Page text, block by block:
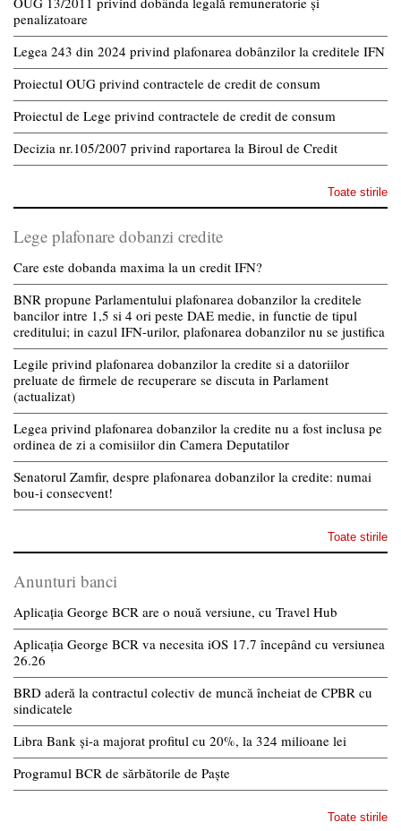
penalizatoare
Legea 243 din 2024 privind plafonarea dobânzilor la creditele IFN
Proiectul OUG privind contractele de credit de consum
Proiectul de Lege privind contractele de credit de consum
Decizia nr.105/2007 privind raportarea la Biroul de Credit
Toate stirile
Lege plafonare dobanzi credite
Care este dobanda maxima la un credit IFN?
BNR propune Parlamentului plafonarea dobanzilor la creditele
bancilor intre 1,5 si 4 ori peste DAE medie, in functie de tipul
creditului; in cazul IFN-urilor, plafonarea dobanzilor nu se justifica
Legile privind plafonarea dobanzilor la credite si a datoriilor
preluate de firmele de recuperare se discuta in Parlament
(actualizat)
Legea privind plafonarea dobanzilor la credite nu a fost inclusa pe
ordinea de zi a comisiilor din Camera Deputatilor
Senatorul Zamfir, despre plafonarea dobanzilor la credite: numai
bou-i consecvent!
Toate stirile
Anunturi banci
Aplicația George BCR are o nouă versiune, cu Travel Hub
Aplicația George BCR va necesita iOS 17.7 începând cu versiunea
26.26
BRD aderă la contractul colectiv de muncă încheiat de CPBR cu
sindicatele
Libra Bank și-a majorat profitul cu 20%, la 324 milioane lei
Programul BCR de sărbătorile de Paște
Toate stirile